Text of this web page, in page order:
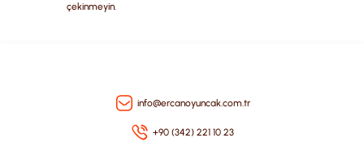
çekinmeyin.
info@ercanoyuncak.com.tr
+90 (342) 221 10 23